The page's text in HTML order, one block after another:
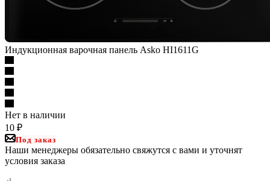
Индукционная варочная панель Asko HI1611G
Нет в наличии
10 ₽
Под заказ
Наши менеджеры обязательно свяжутся с вами и уточнят
условия заказа